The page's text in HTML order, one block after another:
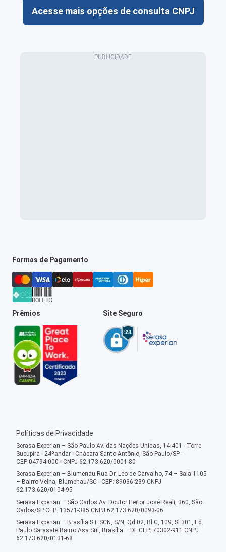
Acesse mais opções de consulta CNPJ
Formas de Pagamento
Prêmios Site Seguro
Políticas de Privacidade
Serasa Experian – São Paulo Av. das Nações Unidas, 14.401 - Torre
Sucupira - 24ºandar - Chácara Santo Antônio, São Paulo/SP -
CEP:04794-000 - CNPJ 62.173.620/0001-80
Serasa Experian – Blumenau Rua Dr. Léo de Carvalho, 74 – Sala 1105
– Bairro Velha, Blumenau/SC - CEP: 89036-239 CNPJ
62.173.620/0104-95
Serasa Experian – São Carlos Av. Doutor Heitor José Reali, 360, São
Carlos/SP CEP: 13571-385 CNPJ 62.173.620/0093-06
Serasa Experian – Brasília ST SCN, S/N, Qd 02, Bl C, 109, Sl 301, Ed.
Paulo Sarasate Bairro Asa Sul, Brasília – DF CEP: 70302-911 CNPJ
62.173.620/0131-68